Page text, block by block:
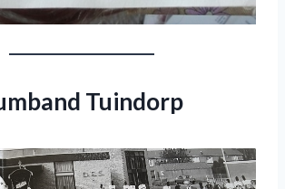
Tuindorp